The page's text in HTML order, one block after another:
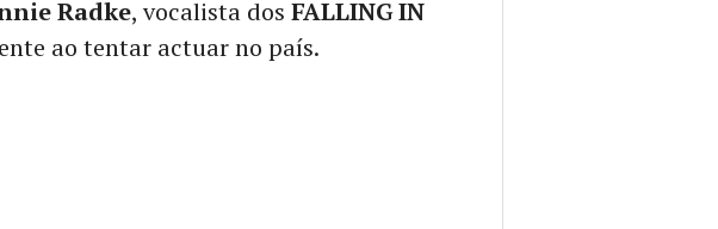
Radke, vocalista dos FALLING IN
ao tentar actuar no país.